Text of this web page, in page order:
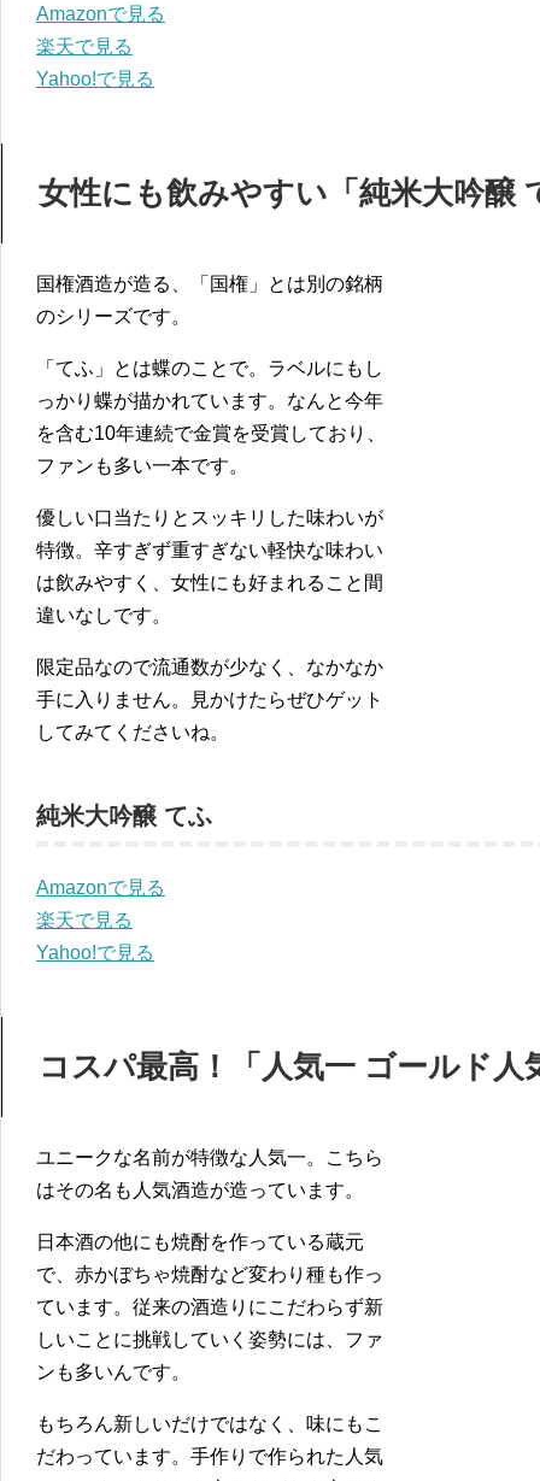
Amazonで見る
楽天で見る
Yahoo!で見る
女性にも飲みやすい「純米大吟醸
国権酒造が造る、「国権」とは別の銘柄
のシリーズです。
「てふ」とは蝶のことで。ラベルにもし
っかり蝶が描かれています。なんと今年
を含む10年連続で金賞を受賞しており、
ファンも多い一本です。
優しい口当たりとスッキリした味わいが
特徴。辛すぎず重すぎない軽快な味わい
は飲みやすく、女性にも好まれること間
違いなしです。
限定品なので流通数が少なく、なかなか
手に入りません。見かけたらぜひゲット
してみてくださいね。
純米大吟醸 てふ
Amazonで見る
楽天で見る
Yahoo!で見る
コスパ最高！「人気一 ゴールド人
ユニークな名前が特徴な人気一。こちら
はその名も人気酒造が造っています。
日本酒の他にも焼酎を作っている蔵元
で、赤かぼちゃ焼酎など変わり種も作っ
ています。従来の酒造りにこだわらず新
しいことに挑戦していく姿勢には、ファ
ンも多いんです。
もちろん新しいだけではなく、味にもこ
だわっています。手作りで作られた人気